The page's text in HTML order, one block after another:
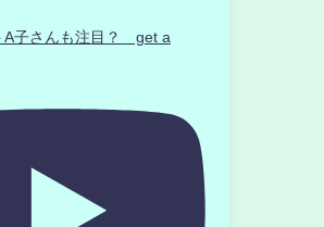
A子さんも注目？ get a